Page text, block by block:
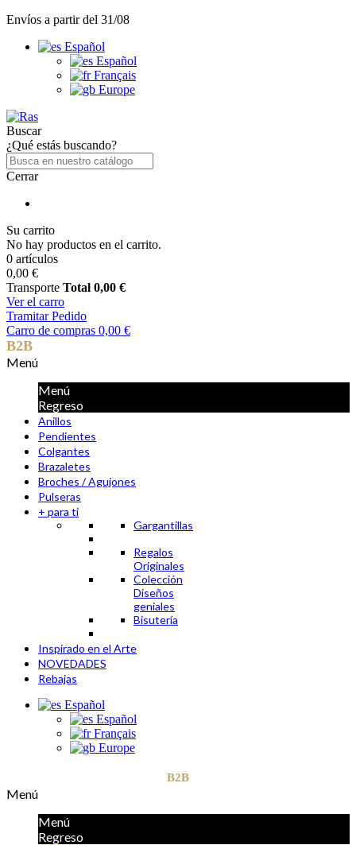
Envíos a partir del 31/08
Español
Español
Français
Europe
Buscar
¿Qué estás buscando?
Cerrar
Su carrito
No hay productos en el carrito.
0 artículos
0,00 €
Transporte Total 0,00 €
Ver el carro
Tramitar Pedido
Carro de compras 0,00 €
B2B
Menú
Menú
Regreso
Anillos
Pendientes
Colgantes
Brazaletes
Broches / Agujones
Pulseras
+ para ti
Gargantillas
Regalos
Originales
Colección
Diseños
geniales
Bisutería
Inspirado en el Arte
NOVEDADES
Rebajas
Español
Español
Français
Europe
B2B
Menú
Menú
Regreso